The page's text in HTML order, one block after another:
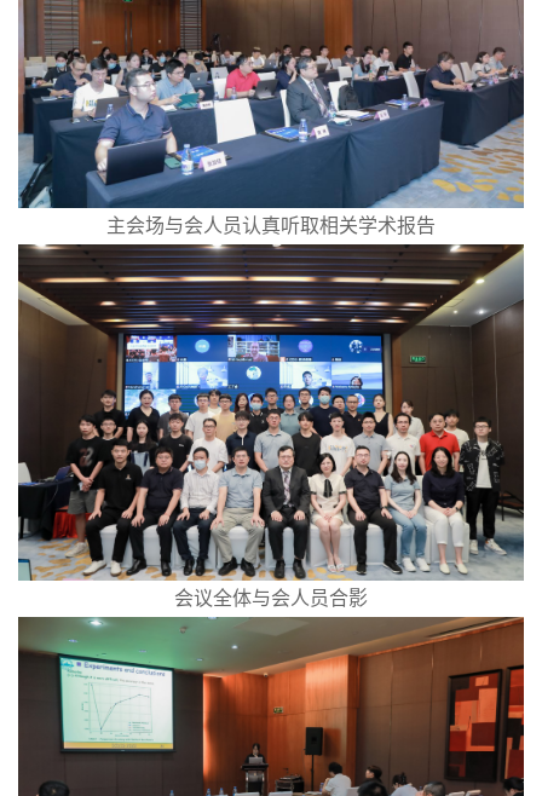
主会场与会人员认真听取相关学术报告
会议全体与会人员合影